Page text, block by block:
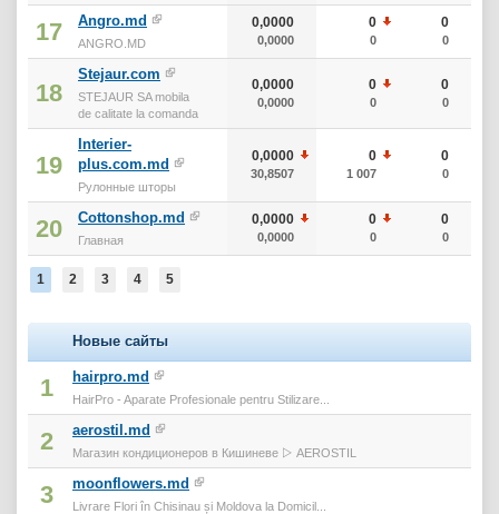
17 Angro.md
ANGRO.MD
0,0000
0,0000
0
0
0
0
18
Stejaur.com
STEJAUR SA mobila
de calitate la comanda
0,0000
0,0000
0
0
0
0
19
Interier-
plus.com.md
Рулонные шторы
0,0000
30,8507
0
1 007
0
0
20 Cottonshop.md
Главная
0,0000
0,0000
0
0
0
0
1 2 3 4 5
Новые сайты
1 hairpro.md
HairPro - Aparate Profesionale pentru Stilizare...
2 aerostil.md
Магазин кондиционеров в Кишиневе ▷ AEROSTIL
3 moonflowers.md
Livrare Flori în Chisinau și Moldova la Domicil...